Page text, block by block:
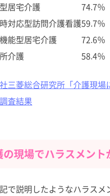
居宅介護
74.7％
対応型訪問介護看護59.7％
能型居宅介護
72.6％
介護
58.4％
三菱総合研究所「介護現
査結果
現場でハラスメント
で説明したようなハラス